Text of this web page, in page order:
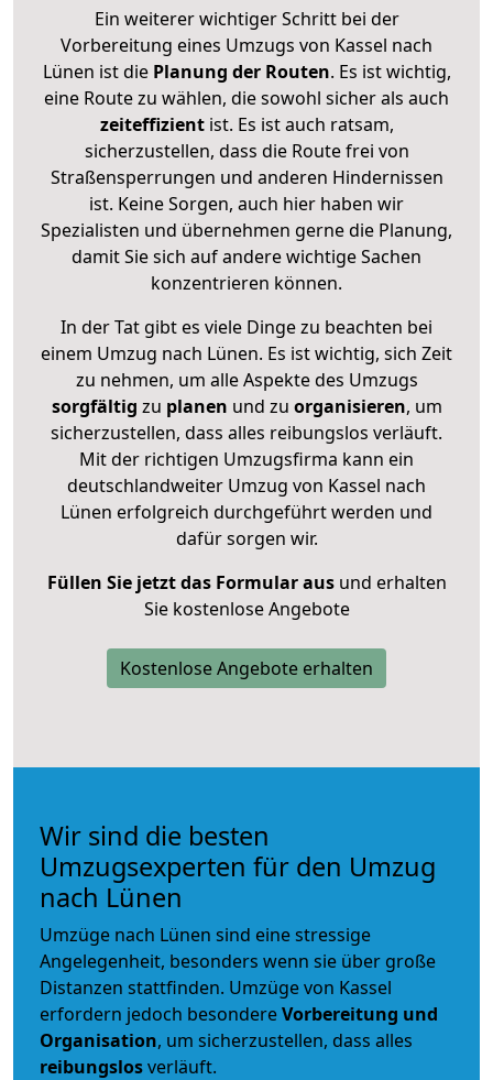
Ein weiterer wichtiger Schritt bei der
Vorbereitung eines Umzugs von Kassel nach
Lünen ist diePlanung der Routen. Es ist wichtig,
eine Route zu wählen, die sowohl sicher als auch
zeiteffizientist. Es ist auch ratsam,
sicherzustellen, dass die Route frei von
Straßensperrungen und anderen Hindernissen
ist. Keine Sorgen, auch hier haben wir
Spezialisten und übernehmen gerne die Planung,
damit Sie sich auf andere wichtige Sachen
konzentrieren können.
In der Tat gibt es viele Dinge zu beachten bei
einem Umzug nach Lünen. Es ist wichtig, sich Zeit
zu nehmen, um alle Aspekte des Umzugs
sorgfältig zu planen und zu organisieren, um
sicherzustellen, dass alles reibungslos verläuft.
Mit der richtigen Umzugsfirma kann ein
deutschlandweiter Umzug von Kassel nach
Lünen erfolgreich durchgeführt werden und
dafür sorgen wir.
Füllen Sie jetzt das Formular ausund erhalten
Sie kostenlose Angebote
Kostenlose Angebote erhalten
Wir sind die besten
Umzugsexperten für den Umzug
nach Lünen
Umzüge nach Lünen sind eine stressige
Angelegenheit, besonders wenn sie über große
Distanzen stattfinden. Umzüge von Kassel
erfordern jedoch besondereVorbereitung und
Organisation, um sicherzustellen, dass alles
reibungslosverläuft.